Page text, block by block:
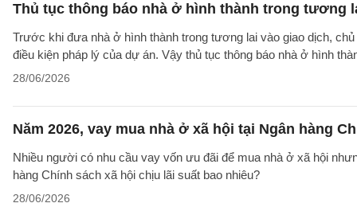
Thủ tục thông báo nhà ở hình thành trong tương
Trước khi đưa nhà ở hình thành trong tương lai vào giao dịch,
điều kiện pháp lý của dự án. Vậy thủ tục thông báo nhà ở hình
28/06/2026
Năm 2026, vay mua nhà ở xã hội tại Ngân hàng
Nhiều người có nhu cầu vay vốn ưu đãi để mua nhà ở xã hội
hàng Chính sách xã hội chịu lãi suất bao nhiêu?
28/06/2026